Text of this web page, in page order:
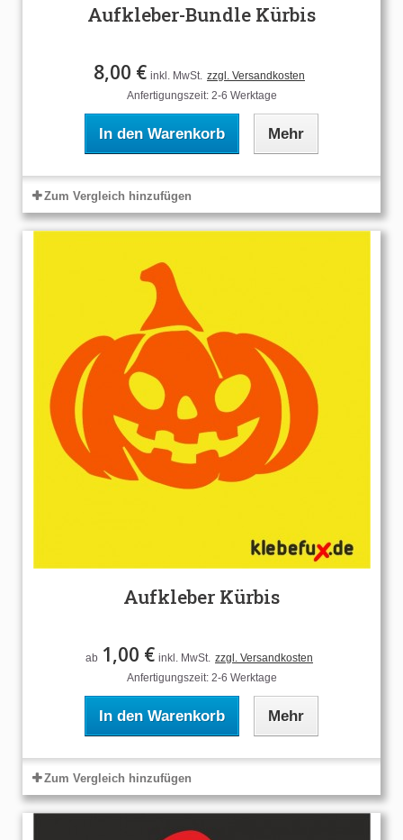
Aufkleber-Bundle Kürbis
8,00 € inkl. MwSt. zzgl. Versandkosten
Anfertigungszeit: 2-6 Werktage
In den Warenkorb Mehr
Zum Vergleich hinzufügen
Aufkleber Kürbis
ab 1,00 € inkl. MwSt. zzgl. Versandkosten
Anfertigungszeit: 2-6 Werktage
In den Warenkorb Mehr
Zum Vergleich hinzufügen